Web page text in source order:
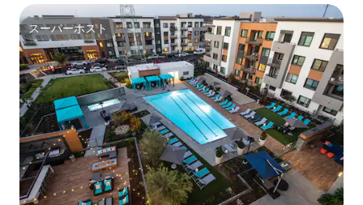
スーパーホスト
スーパーホスト